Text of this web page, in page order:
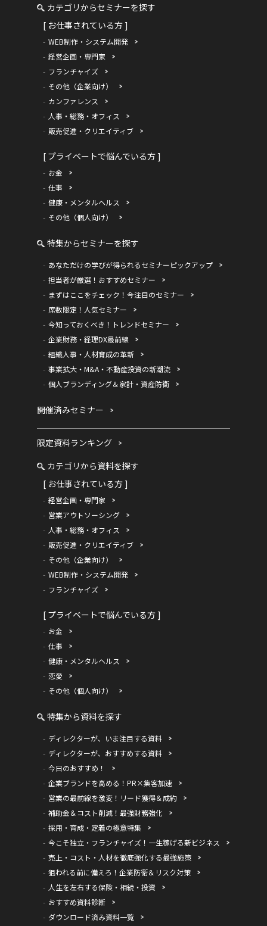
カテゴリからセミナーを探す
[ お仕事されている方 ]
WEB制作・システム開発
経営企画・専門家
フランチャイズ
その他（企業向け）
カンファレンス
人事・総務・オフィス
販売促進・クリエイティブ
[ プライベートで悩んでいる方 ]
お金
仕事
健康・メンタルヘルス
その他（個人向け）
特集からセミナーを探す
あなただけの学びが得られるセミナーピックアップ
担当者が厳選！おすすめセミナー
まずはここをチェック！今注目のセミナー
席数限定！人気セミナー
今知っておくべき！トレンドセミナー
企業財務・経理DX最前線
組織人事・人材育成の革新
事業拡大・M&A・不動産投資の新潮流
個人ブランディング＆家計・資産防衛
開催済みセミナー
限定資料ランキング
カテゴリから資料を探す
[ お仕事されている方 ]
経営企画・専門家
営業アウトソーシング
人事・総務・オフィス
販売促進・クリエイティブ
その他（企業向け）
WEB制作・システム開発
フランチャイズ
[ プライベートで悩んでいる方 ]
お金
仕事
健康・メンタルヘルス
恋愛
その他（個人向け）
特集から資料を探す
ディレクターが、いま注目する資料
ディレクターが、おすすめする資料
今日のおすすめ！
企業ブランドを高める！PR×集客加速
営業の最前線を激変！リード獲得＆成約
補助金＆コスト削減！最強財務強化
採用・育成・定着の極意特集
今こそ独立・フランチャイズ！一生稼げる新ビジネス
売上・コスト・人材を徹底強化する最強施策
狙われる前に備えろ！企業防衛＆リスク対策
人生を左右する保険・相続・投資
おすすめ資料診断
ダウンロード済み資料一覧